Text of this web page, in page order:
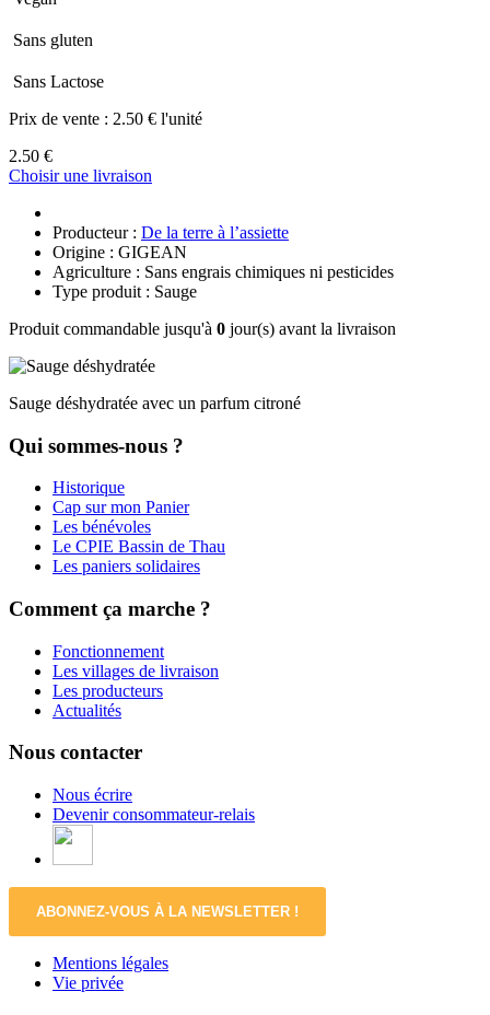
Sans gluten
Sans Lactose
Prix de vente : 2.50 € l'unité
2.50 €
Choisir une livraison
Producteur : De la terre à l’assiette
Origine : GIGEAN
Agriculture : Sans engrais chimiques ni pesticides
Type produit : Sauge
Produit commandable jusqu'à 0 jour(s) avant la livraison
Sauge déshydratée avec un parfum citroné
Qui sommes-nous ?
Historique
Cap sur mon Panier
Les bénévoles
Le CPIE Bassin de Thau
Les paniers solidaires
Comment ça marche ?
Fonctionnement
Les villages de livraison
Les producteurs
Actualités
Nous contacter
Nous écrire
Devenir consommateur-relais
ABONNEZ-VOUS À LA NEWSLETTER !
Mentions légales
Vie privée